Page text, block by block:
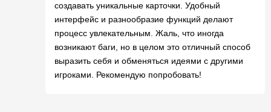
создавать уникальные карточки. Удобный
интерфейс и разнообразие функций делают
процесс увлекательным. Жаль, что иногда
возникают баги, но в целом это отличный способ
выразить себя и обменяться идеями с другими
игроками. Рекомендую попробовать!